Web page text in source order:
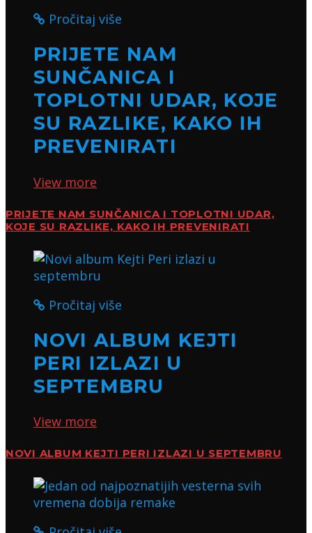
Pročitaj više
PRIJETE NAM
SUNČANICA I
TOPLOTNI UDAR, KOJE
SU RAZLIKE, KAKO IH
PREVENIRATI
View more
PRIJETE NAM SUNČANICA I TOPLOTNI UDAR,
KOJE SU RAZLIKE, KAKO IH PREVENIRATI
Pročitaj više
NOVI ALBUM KEJTI
PERI IZLAZI U
SEPTEMBRU
View more
NOVI ALBUM KEJTI PERI IZLAZI U SEPTEMBRU